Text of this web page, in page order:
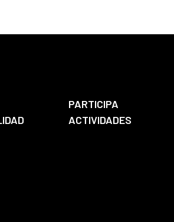
PARTICIPA
ACTIVIDADES